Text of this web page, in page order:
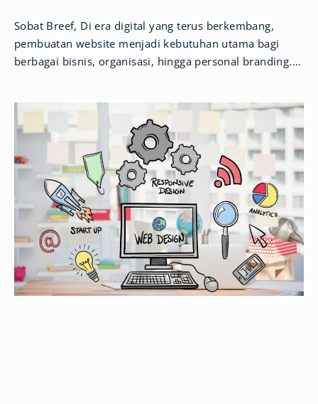
Sobat Breef, Di era digital yang terus berkembang,
pembuatan website menjadi kebutuhan utama bagi
berbagai bisnis, organisasi, hingga personal branding.